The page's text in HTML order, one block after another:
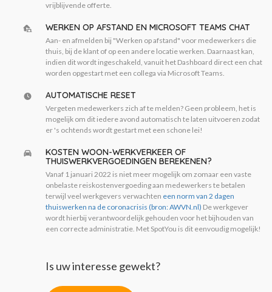
vrijblijvende offerte.
WERKEN OP AFSTAND EN MICROSOFT TEAMS CHAT
Aan- en afmelden bij "Werken op afstand" voor medewerkers die
thuis, bij de klant of op een andere locatie werken. Daarnaast kan,
indien dit wordt ingeschakeld, vanuit het Dashboard direct een chat
worden opgestart met een collega via Microsoft Teams.
AUTOMATISCHE RESET
Vergeten medewerkers zich af te melden? Geen probleem, het is
mogelijk om dit iedere avond automatisch te laten uitvoeren zodat
er 's ochtends wordt gestart met een schone lei!
KOSTEN WOON-WERKVERKEER OF
THUISWERKVERGOEDINGEN BEREKENEN?
Vanaf 1 januari 2022 is niet meer mogelijk om zomaar een vaste
onbelaste reiskostenvergoeding aan medewerkers te betalen
terwijl veel werkgevers verwachten een norm van 2 dagen
thuiswerken na de coronacrisis (bron: AWVN.nl) De werkgever
wordt hierbij verantwoordelijk gehouden voor het bijhouden van
een correcte administratie. Met SpotYou is dit eenvoudig mogelijk!
Is uw interesse gewekt?